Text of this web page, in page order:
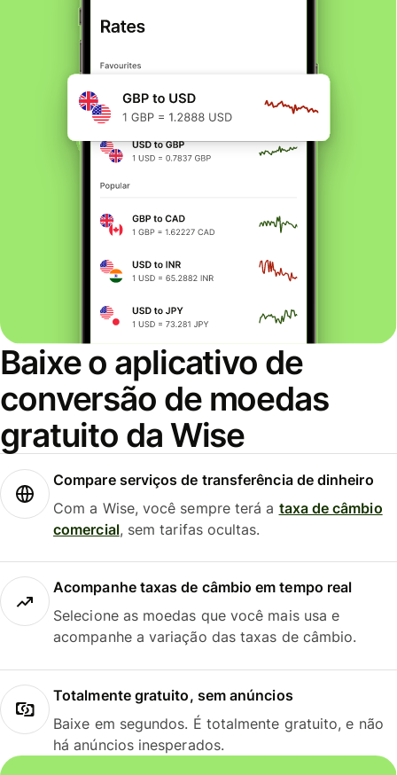
Baixe o aplicativo de
conversão de moedas
gratuito da Wise
Compare serviços de transferência de dinheiro
Com a Wise, você sempre terá a taxa de câmbio
comercial, sem tarifas ocultas.
Acompanhe taxas de câmbio em tempo real
Selecione as moedas que você mais usa e
acompanhe a variação das taxas de câmbio.
Totalmente gratuito, sem anúncios
Baixe em segundos. É totalmente gratuito, e não
há anúncios inesperados.